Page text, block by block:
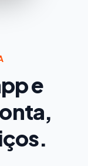
e